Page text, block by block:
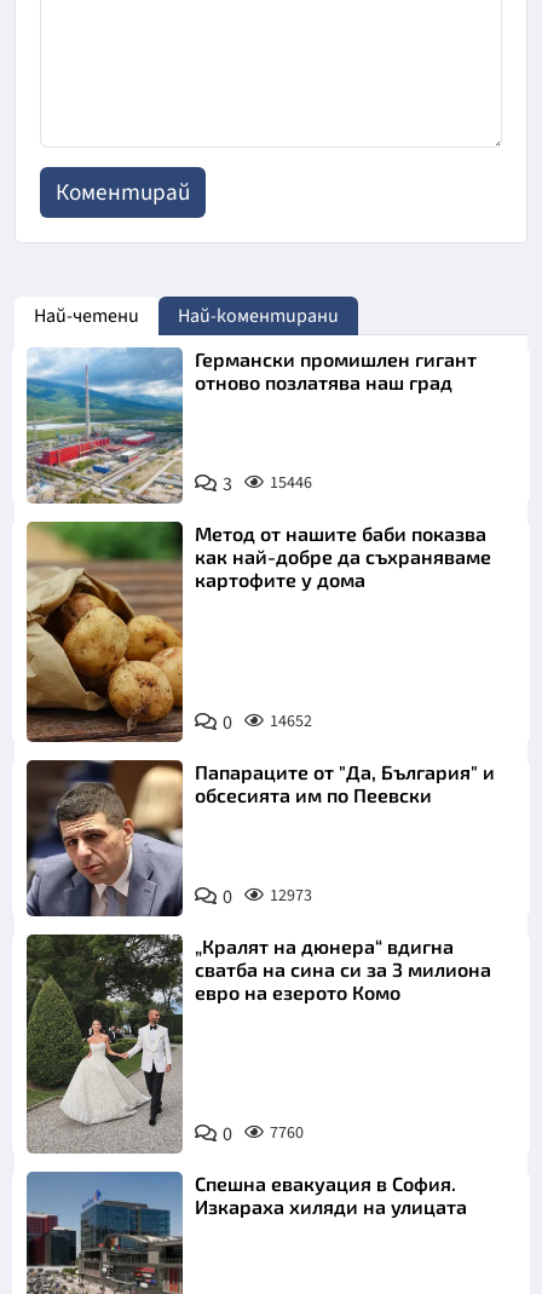
Най-четени Най-коментирани
Германски промишлен гигант
отново позлатява наш град
3 15446
Снимка:
Пиксабей
Метод от нашите баби показва
как най-добре да съхраняваме
картофите у дома
0 14652
Папараците от "Да, България" и
обсесията им по Пеевски
0 12973
Снимка:
Инстаграм
„Кралят на дюнера“ вдигна
сватба на сина си за 3 милиона
евро на езерото Комо
0 7760
Спешна евакуация в София.
Изкараха хиляди на улицата